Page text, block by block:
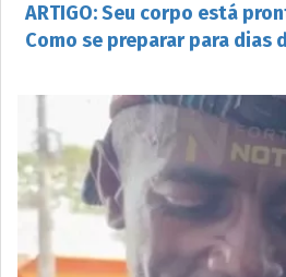
ARTIGO: Seu corpo está
Como se preparar para dias